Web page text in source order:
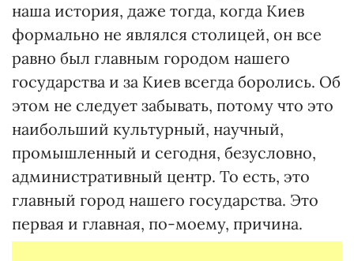
наша история, даже тогда, когда Киев
формально не являлся столицей, он все
равно был главным городом нашего
государства и за Киев всегда боролись. Об
этом не следует забывать, потому что это
наибольший культурный, научный,
промышленный и сегодня, безусловно,
административный центр. То есть, это
главный город нашего государства. Это
первая и главная, по-моему, причина.